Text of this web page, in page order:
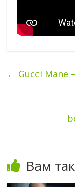
← Gucci Mane
Вам